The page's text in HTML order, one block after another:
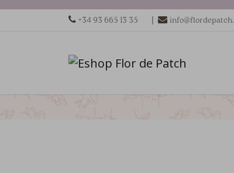
+34 93 665 13 35 |